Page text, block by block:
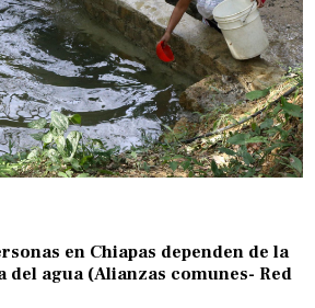
en Chiapas dependen de la
del agua (Alianzas comunes- Red